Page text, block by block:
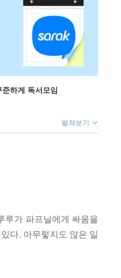
하게 독서모임
펼쳐보기
루가 파프닐에게 싸움을
다. 아무렇지도 않은 일